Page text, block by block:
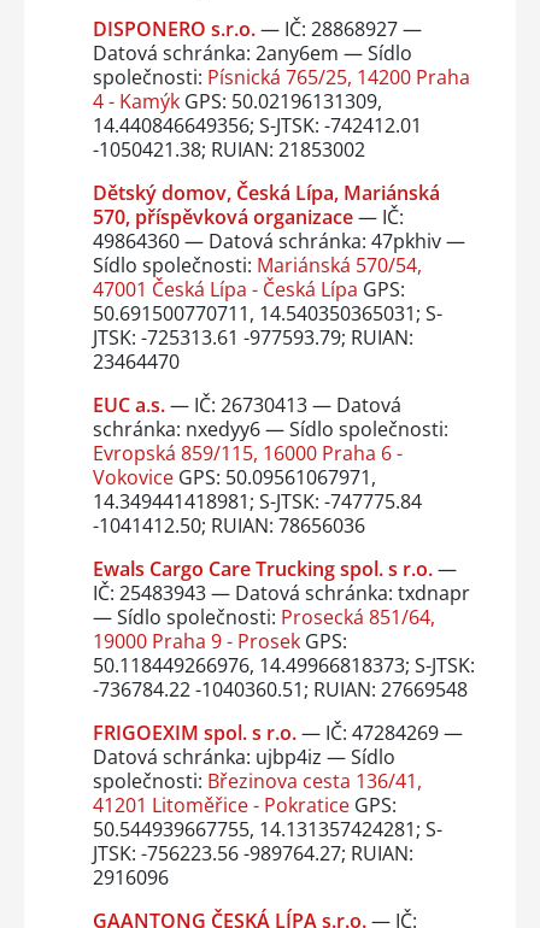
DISPONERO s.r.o.— IČ: 28868927 —
Datová schránka: 2any6em — Sídlo
společnosti: Písnická 765/25, 14200 Praha
4 - KamýkGPS: 50.02196131309,
14.440846649356; S-JTSK: -742412.01
-1050421.38; RUIAN: 21853002
Dětský domov, Česká Lípa, Mariánská
570, příspěvková organizace— IČ:
49864360 — Datová schránka: 47pkhiv —
Sídlo společnosti: Mariánská 570/54,
47001 Česká Lípa - Česká Lípa GPS:
50.691500770711, 14.540350365031; S-
JTSK: -725313.61 -977593.79; RUIAN:
23464470
EUC a.s.— IČ: 26730413 — Datová
schránka: nxedyy6 — Sídlo společnosti:
Evropská 859/115, 16000 Praha 6 -
VokoviceGPS: 50.09561067971,
14.349441418981; S-JTSK: -747775.84
-1041412.50; RUIAN: 78656036
Ewals Cargo Care Trucking spol. s r.o.—
IČ: 25483943 — Datová schránka: txdnapr
— Sídlo společnosti: Prosecká 851/64,
19000 Praha 9 - ProsekGPS:
50.118449266976, 14.49966818373; S-JTSK:
-736784.22 -1040360.51; RUIAN: 27669548
FRIGOEXIM spol. s r.o.— IČ: 47284269 —
Datová schránka: ujbp4iz — Sídlo
společnosti: Březinova cesta 136/41,
41201 Litoměřice - PokraticeGPS:
50.544939667755, 14.131357424281; S-
JTSK: -756223.56 -989764.27; RUIAN:
2916096
GAANTONG ČESKÁ LÍPA s.r.o.— IČ: